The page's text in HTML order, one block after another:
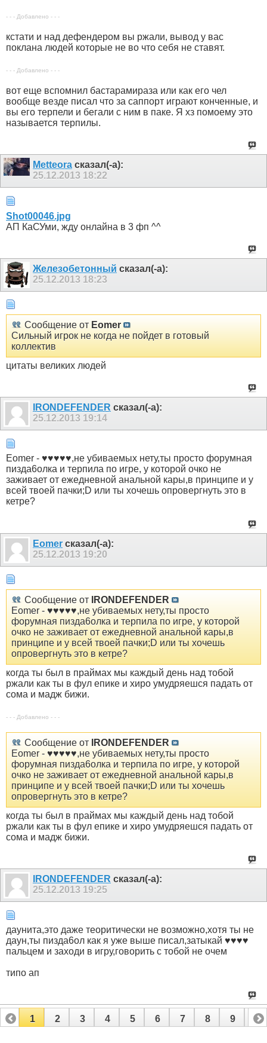
- - - Добавлено - - -
кстати и над дефендером вы ржали, вывод у вас
поклана людей которые не во что себя не ставят.
- - - Добавлено - - -
вот еще вспомнил бастарамираза или как его чел
вообще везде писал что за саппорт играют конченные, и
вы его терпели и бегали с ним в паке. Я хз помоему это
называется терпилы.
Metteora сказал(-а):
25.12.2013 18:22
Shot00046.jpg
АП КаСУми, жду онлайна в 3 фп ^^
Железобетонный сказал(-а):
25.12.2013 18:23
Сообщение от Eomer
Сильный игрок не когда не пойдет в готовый
коллектив
цитаты великих людей
IRONDEFENDER сказал(-а):
25.12.2013 19:14
Eomer - ♥♥♥♥♥,не убиваемых нету,ты просто форумная
пизда6олка и терпила по игре, у которой очко не
заживает от ежедневной анальной кары,в принципе и у
всей твоей пачки;D или ты хочешь опровергнуть это в
кетре?
Eomer сказал(-а):
25.12.2013 19:20
Сообщение от
IRONDEFENDER
Eomer - ♥♥♥♥♥,не убиваемых нету,ты просто
форумная пизда6олка и терпила по игре, у которой
очко не заживает от ежедневной анальной кары,в
принципе и у всей твоей пачки;D или ты хочешь
опровергнуть это в кетре?
когда ты был в праймах мы каждый день над тобой
ржали как ты в фул епике и хиро умудряешся падать от
сома и мадж бижи.
- - - Добавлено - - -
Сообщение от
IRONDEFENDER
Eomer - ♥♥♥♥♥,не убиваемых нету,ты просто
форумная пизда6олка и терпила по игре, у которой
очко не заживает от ежедневной анальной кары,в
принципе и у всей твоей пачки;D или ты хочешь
опровергнуть это в кетре?
когда ты был в праймах мы каждый день над тобой
ржали как ты в фул епике и хиро умудряешся падать от
сома и мадж бижи.
IRONDEFENDER сказал(-а):
25.12.2013 19:25
даунита,это даже теоритически не возможно,хотя ты не
даун,ты пизда6ол как я уже выше писал,затыкай ♥♥♥♥
пальцем и заходи в игру,говорить с тобой не очем
типо ап
1 2 3 4 5 6 7 8 9 10